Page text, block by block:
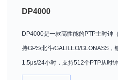
DP4000
DP4000是一款高性能的PTP主时钟
持GPS/北斗/GALILEO/GLONASS，
1.5μs/24小时，支持512个PTP从时钟